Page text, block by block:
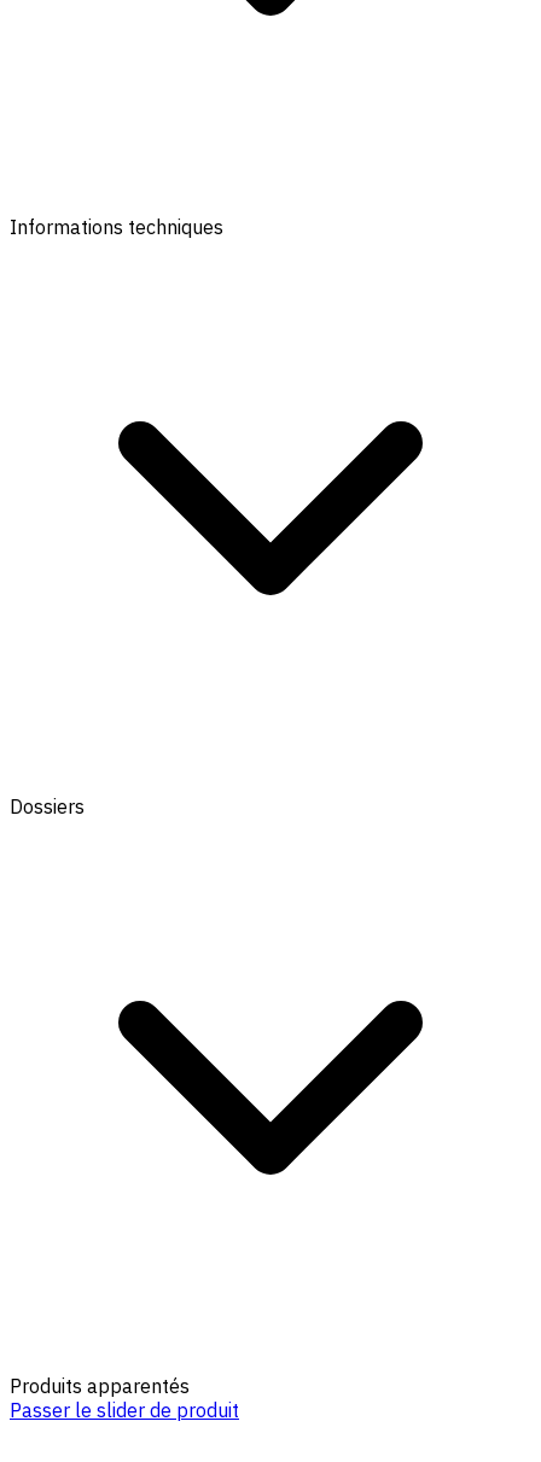
Informations techniques
Dossiers
Produits apparentés
Passer le slider de produit